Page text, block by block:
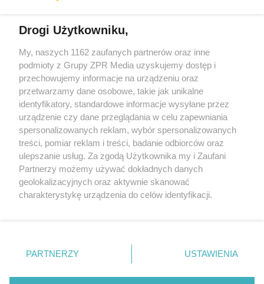
Żaden utwór zamieszczony w serwisie nie może być powielany i
rozpowszechniany lub dalej rozpowszechniany w jakikolwiek
sposób (w tym także elektroniczny lub mechaniczny) na
jakimkolwiek polu eksploatacji w jakiejkolwiek formie, włącznie z
umieszczaniem w Internecie bez pisemnej zgody właściciela praw.
Jakiekolwiek użycie lub wykorzystanie utworów w całości lub w
części z naruszeniem prawa, tzn. bez właściwej zgody, jest
zabronione pod groźbą kary i może być ścigane prawnie.
Drogi Użytkowniku,
My, naszych 1162 zaufanych partnerów oraz inne
podmioty z Grupy ZPR Media uzyskujemy dostęp i
przechowujemy informacje na urządzeniu oraz
przetwarzamy dane osobowe, takie jak unikalne
identyfikatory, standardowe informacje wysyłane przez
urządzenie czy dane przeglądania w celu zapewniania
spersonalizowanych reklam, wybór spersonalizowanych
treści, pomiar reklam i treści, badanie odbiorców oraz
ulepszanie usług. Za zgodą Użytkownika my i Zaufani
Partnerzy możemy używać dokładnych danych
geolokalizacyjnych oraz aktywnie skanować
charakterystykę urządzenia do celów identyfikacji.
zmienić/wycofać klikając przycisk ustawień prywatności
znajdujący się w lewym dolnym rogu strony
rodzaje przetwarzania danych nie wymagają zgody
PARTNERZY USTAWIENIA